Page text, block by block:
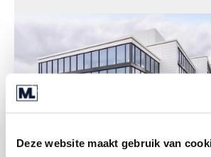
Deze website maakt gebruik van